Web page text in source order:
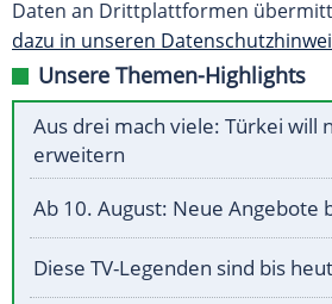
Daten an Drittplattformen
dazu in unseren
Unsere Themen-Highlights
Aus drei mach viele: Türkei will
erweitern
Ab 10. August: Neue Angebote
Diese TV-Legenden sind bis